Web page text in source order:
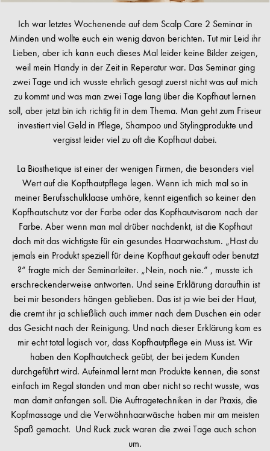
Ich war letztes Wochenende auf dem Scalp Care 2 Seminar in
Minden und wollte euch ein wenig davon berichten. Tut mir Leid ihr
Lieben, aber ich kann euch dieses Mal leider keine Bilder zeigen,
weil mein Handy in der Zeit in Reperatur war. Das Seminar ging
zwei Tage und ich wusste ehrlich gesagt zuerst nicht was auf mich
zu kommt und was man zwei Tage lang über die Kopfhaut lernen
soll, aber jetzt bin ich richtig fit in dem Thema. Man geht zum Friseur
investiert viel Geld in Pflege, Shampoo und Stylingprodukte und
vergisst leider viel zu oft die Kopfhaut dabei.
La Biosthetique ist einer der wenigen Firmen, die besonders viel
Wert auf die Kopfhautpflege legen. Wenn ich mich mal so in
meiner Berufsschulklaase umhöre, kennt eigentlich so keiner den
Kopfhautschutz vor der Farbe oder das Kopfhautvisarom nach der
Farbe. Aber wenn man mal drüber nachdenkt, ist die Kopfhaut
doch mit das wichtigste für ein gesundes Haarwachstum. „Hast du
jemals ein Produkt speziell für deine Kopfhaut gekauft oder benutzt
?“ fragte mich der Seminarleiter. „Nein, noch nie.“ , musste ich
erschreckenderweise antworten. Und seine Erklärung daraufhin ist
bei mir besonders hängen geblieben. Das ist ja wie bei der Haut,
die cremt ihr ja schließlich auch immer nach dem Duschen ein oder
das Gesicht nach der Reinigung. Und nach dieser Erklärung kam es
mir echt total logisch vor, dass Kopfhautpflege ein Muss ist. Wir
haben den Kopfhautcheck geübt, der bei jedem Kunden
durchgeführt wird. Aufeinmal lernt man Produkte kennen, die sonst
einfach im Regal standen und man aber nicht so recht wusste, was
man damit anfangen soll. Die Auftragetechniken in der Praxis, die
Kopfmassage und die Verwöhnhaarwäsche haben mir am meisten
Spaß gemacht. Und Ruck zuck waren die zwei Tage auch schon
um.